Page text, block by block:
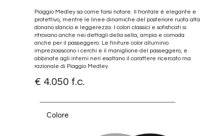
Nero Abisso
Piaggio Medley sa come farsi notare. Il frontale è elegante e
protettivo, mentre le linee dinamiche del posteriore ruota alta
donano slancio e leggerezza. I colori classici e sofisticati si
ritrovano anche nei dettagli della sella, ampia e comoda
anche per il passeggero. Le finiture color alluminio
impreziosiscono i cerchi e il maniglione del passeggero, e
abbinate agli interni neri esaltano il carattere ricercato ma
razionale di Piaggio Medley.
€ 4.050 f.c.
Colore